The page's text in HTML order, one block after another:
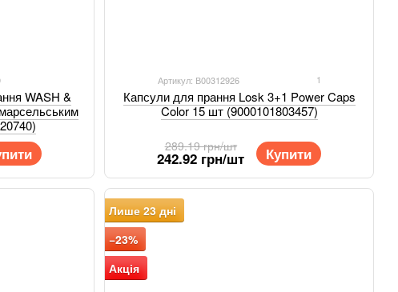
WASH &
Артикул: В00312926 1
Капсули для прання Losk 3+1 Power Caps
Color 15 шт (9000101803457)
289.19 грн/шт
242.92 грн/шт Купити
Лише 23 дні
−23%
Акція